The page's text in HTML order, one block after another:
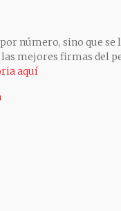
número, sino que se
mejores firmas del
aquí